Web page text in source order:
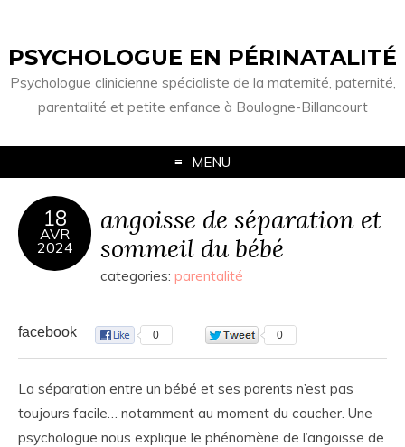
PSYCHOLOGUE EN PÉRINATALITÉ
Psychologue clinicienne spécialiste de la maternité, paternité,
parentalité et petite enfance à Boulogne-Billancourt
MENU
18
AVR
2024
angoisse de séparation et
sommeil du bébé
categories: parentalité
facebook 0 0
La séparation entre un bébé et ses parents n’est pas
toujours facile… notamment au moment du coucher. Une
psychologue nous explique le phénomène de l’angoisse de